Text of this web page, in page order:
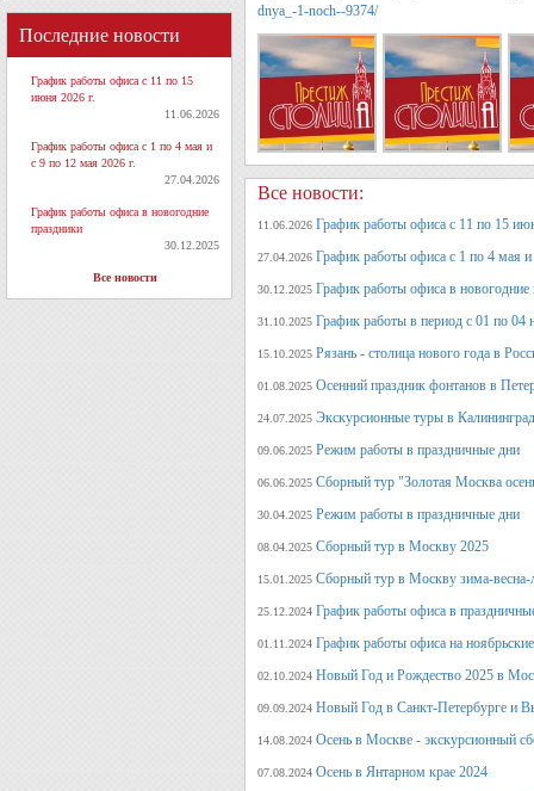
Последние новости
График работы офиса с 11 по 15
июня 2026 г.
11.06.2026
График работы офиса с 1 по 4 мая и
с 9 по 12 мая 2026 г.
27.04.2026
График работы офиса в новогодние
праздники
30.12.2025
Все новости
dnya_-1-noch--9374/
Все новости:
11.06.2026 График работы офиса с 11 по 15
27.04.2026 График работы офиса с 1 по 4 мая
30.12.2025 График работы офиса в новогодние
31.10.2025 График работы в период с 01 по 04
15.10.2025 Рязань - столица нового года в
01.08.2025 Осенний праздник фонтанов в
24.07.2025 Экскурсионные туры в
09.06.2025 Режим работы в праздничные дни
06.06.2025 Сборный тур "Золотая Москва
30.04.2025 Режим работы в праздничные дни
08.04.2025 Сборный тур в Москву 2025
15.01.2025 Сборный тур в Москву зима-весна-
25.12.2024 График работы офиса в
01.11.2024 График работы офиса на
02.10.2024 Новый Год и Рождество 2025 в
09.09.2024 Новый Год в Санкт-Петербурге и
14.08.2024 Осень в Москве - экскурсионный
07.08.2024 Осень в Янтарном крае 2024